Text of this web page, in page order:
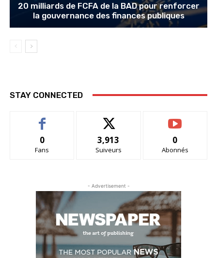
20 milliards de FCFA de la BAD pour renforcer
la gouvernance des finances publiques
STAY CONNECTED
0
Fans
3,913
Suiveurs
0
Abonnés
- Advertisement -